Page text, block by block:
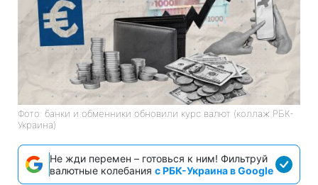
Фото: банки и обменники обновили курс валют (коллаж РБК-
Украина)
Не жди перемен – готовься к ним! Фильтруй
валютные колебания с РБК-Украина в Google